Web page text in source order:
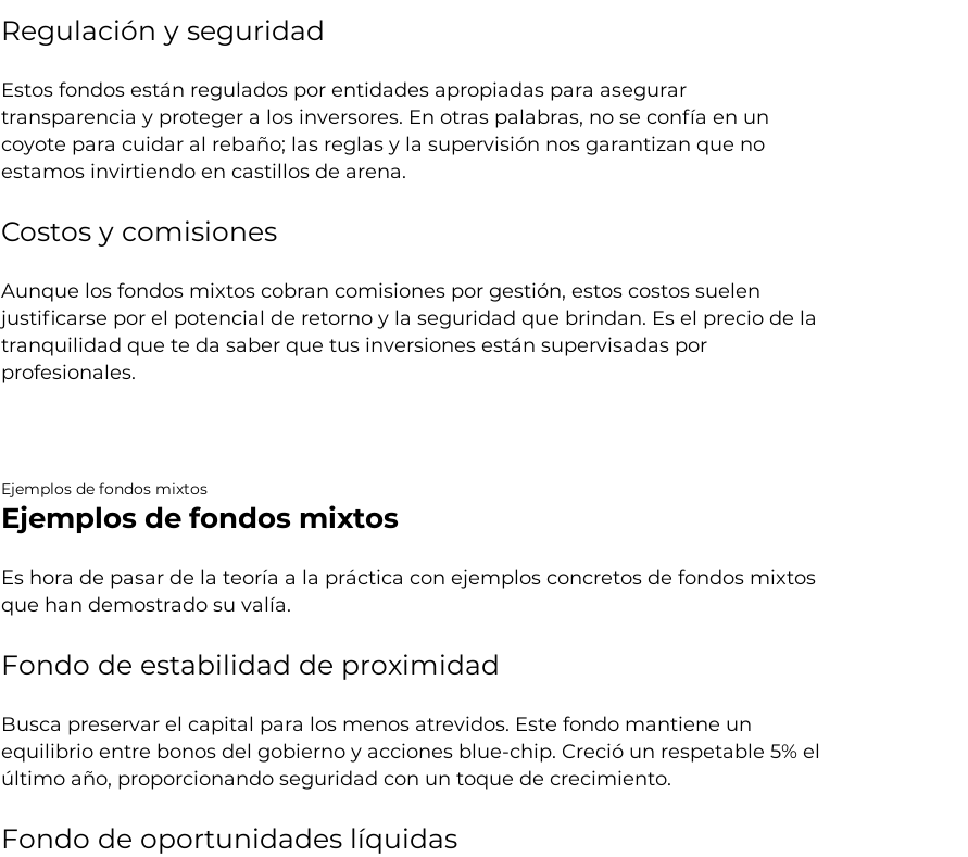
Ejemplos de fondos mixtos
Ejemplos de fondos mixtos
Es hora de pasar de la teoría a la práctica con ejemplos concretos de fondos mixtos
que han demostrado su valía.
Fondo de estabilidad de proximidad
Busca preservar el capital para los menos atrevidos. Este fondo mantiene un
equilibrio entre bonos del gobierno y acciones blue-chip. Creció un respetable 5% el
último año, proporcionando seguridad con un toque de crecimiento.
Fondo de oportunidades líquidas
Regulación y seguridad
Estos fondos están regulados por entidades apropiadas para asegurar
transparencia y proteger a los inversores. En otras palabras, no se confía en un
coyote para cuidar al rebaño; las reglas y la supervisión nos garantizan que no
estamos invirtiendo en castillos de arena.
Costos y comisiones
Aunque los fondos mixtos cobran comisiones por gestión, estos costos suelen
justificarse por el potencial de retorno y la seguridad que brindan. Es el precio de la
tranquilidad que te da saber que tus inversiones están supervisadas por
profesionales.